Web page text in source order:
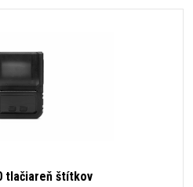
tlačiareň štítkov